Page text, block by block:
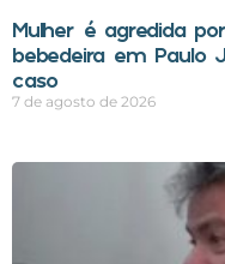
Mulher é agredida
bebedeira em Paulo
caso
7 de agosto de 2026